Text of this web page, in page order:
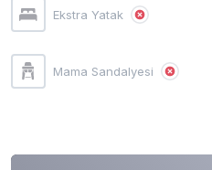
Ekstra Yatak
Mama Sandalyesi